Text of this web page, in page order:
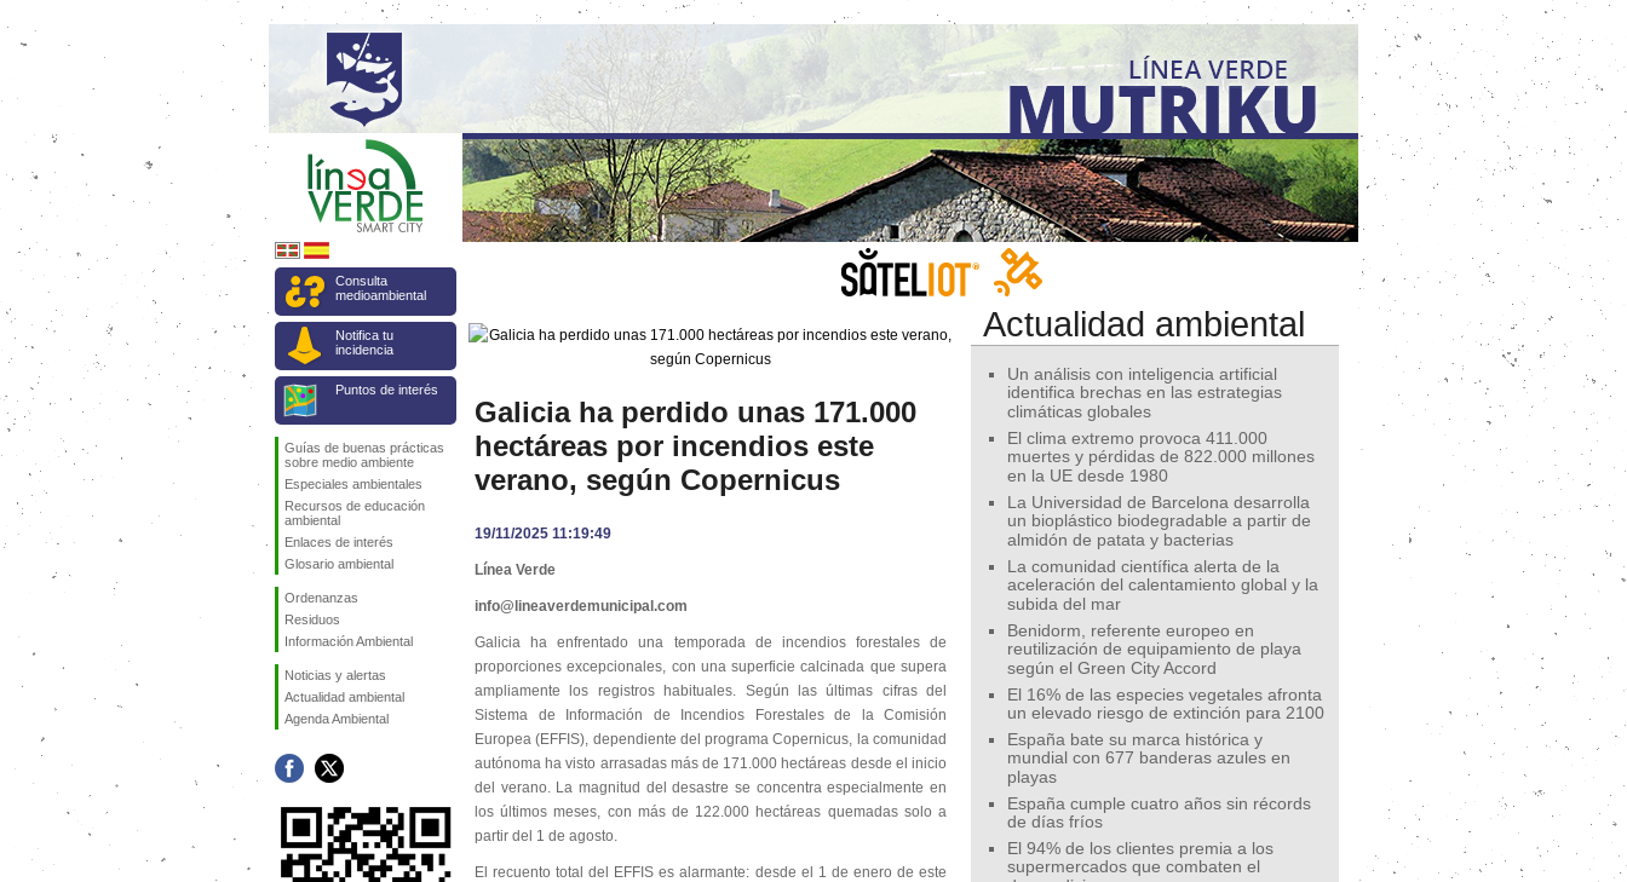
Consulta
medioambiental
Notifica tu
incidencia
Puntos de interés
Guías de buenas prácticas
sobre medio ambiente
Especiales ambientales
Recursos de educación
ambiental
Enlaces de interés
Glosario ambiental
Ordenanzas
Residuos
Información Ambiental
Noticias y alertas
Actualidad ambiental
Agenda Ambiental
Galicia ha perdido unas 171.000
hectáreas por incendios este
verano, según Copernicus
19/11/2025 11:19:49
Línea Verde
info@lineaverdemunicipal.com
Galicia ha enfrentado una temporada de incendios forestales de
proporciones excepcionales, con una superficie calcinada que supera
ampliamente los registros habituales. Según las últimas cifras del
Sistema de Información de Incendios Forestales de la Comisión
Europea (EFFIS), dependiente del programa Copernicus, la comunidad
autónoma ha visto arrasadas más de 171.000 hectáreas desde el inicio
del verano. La magnitud del desastre se concentra especialmente en
los últimos meses, con más de 122.000 hectáreas quemadas solo a
partir del 1 de agosto.
El recuento total del EFFIS es alarmante: desde el 1 de enero de este
Actualidad ambiental
Un análisis con inteligencia artificial
identifica brechas en las estrategias
climáticas globales
El clima extremo provoca 411.000
muertes y pérdidas de 822.000 millones
en la UE desde 1980
La Universidad de Barcelona desarrolla
un bioplástico biodegradable a partir de
almidón de patata y bacterias
La comunidad científica alerta de la
aceleración del calentamiento global y la
subida del mar
Benidorm, referente europeo en
reutilización de equipamiento de playa
según el Green City Accord
El 16% de las especies vegetales afronta
un elevado riesgo de extinción para 2100
España bate su marca histórica y
mundial con 677 banderas azules en
playas
España cumple cuatro años sin récords
de días fríos
El 94% de los clientes premia a los
supermercados que combaten el